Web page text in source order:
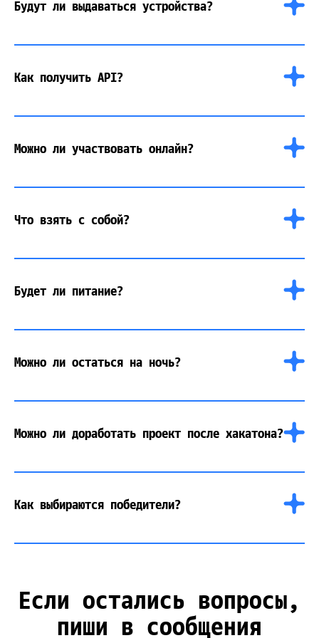
и консультации
Ужин
Завтрак
Демо-питчи проектов
Будут ли выдаваться устройства?
Как получить API?
Можно ли участвовать онлайн?
Что взять с собой?
Будет ли питание?
Можно ли остаться на ночь?
Можно ли доработать проект после хакатона?
Как выбираются победители?
Если остались вопросы,
пиши в сообщения